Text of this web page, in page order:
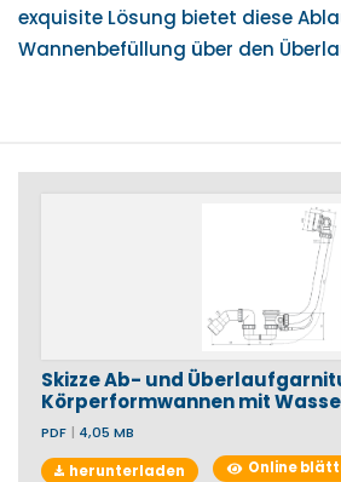
exquisite Lösung bietet diese
Wannenbefüllung über den
Skizze Ab- und
Körperformwannen mit
PDF | 4,05 MB
herunterladen
Online